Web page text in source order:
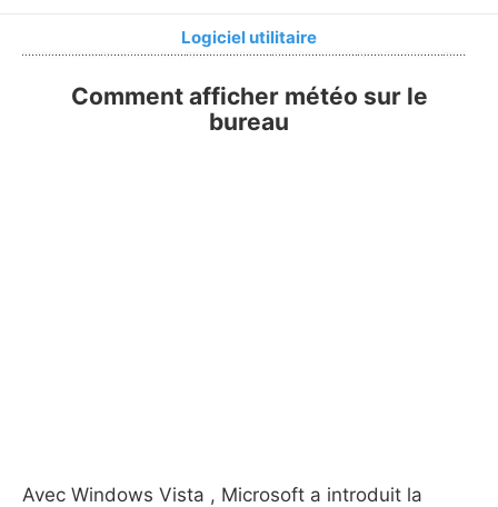
Logiciel utilitaire
Comment afficher météo sur le
bureau
Avec Windows Vista , Microsoft a introduit la